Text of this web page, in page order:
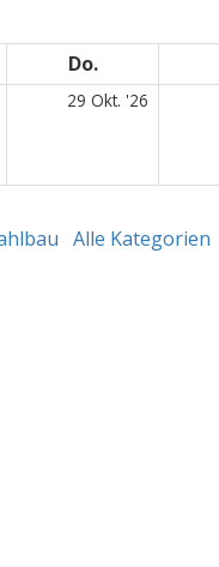
Do.Donnerstag
29 Okt. '26
Alle Kategorien